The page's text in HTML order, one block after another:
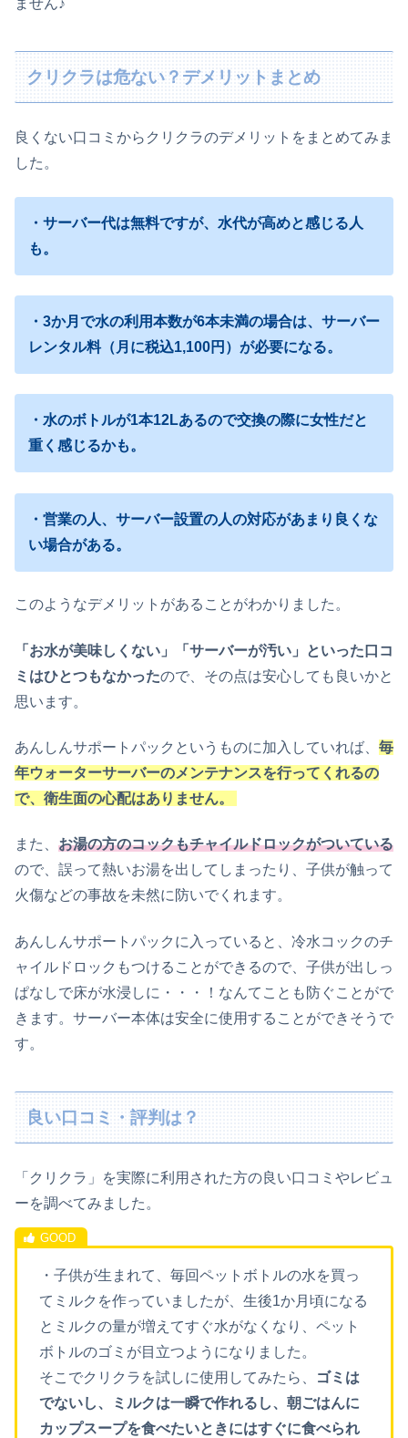
クリクラは危ない？デメリットまとめ
良くない口コミからクリクラのデメリットをまとめてみま
した。
・サーバー代は無料ですが、水代が高めと感じる人
も。
・3か月で水の利用本数が6本未満の場合は、サーバー
レンタル料（月に税込1,100円）が必要になる。
・水のボトルが1本12Lあるので交換の際に女性だと
重く感じるかも。
・営業の人、サーバー設置の人の対応があまり良くな
い場合がある。
このようなデメリットがあることがわかりました。
「お水が美味しくない」「サーバーが汚い」といった口コ
ミはひとつもなかったので、その点は安心しても良いかと
思います。
あんしんサポートパックというものに加入していれば、 毎
年ウォーターサーバーのメンテナンスを行ってくれるの
で、衛生面の心配はありません。
また、 お湯の方のコックもチャイルドロックがついている
ので、誤って熱いお湯を出してしまったり、子供が触って
火傷などの事故を未然に防いでくれます。
あんしんサポートパックに入っていると、冷水コックのチ
ャイルドロックもつけることができるので、子供が出しっ
ぱなしで床が水浸しに・・・！なんてことも防ぐことがで
きます。 サーバー本体は安全に使用することができそうで
す。
良い口コミ・評判は？
「 クリクラ 」を実際に利用 された方の良い口コミやレビュ
ーを調べてみました。
・子供が生まれて、毎回ペットボトルの水を買っ
てミルクを作っていましたが、生後1か月頃になる
とミルクの量が増えてすぐ水がなくなり、ペット
ボトルのゴミが目立つようになりました。
そこでクリクラを試しに使用してみたら、
ゴミは
でないし、ミルクは一瞬で作れるし、朝ごはんに
カップスープを食べたいときにはすぐに食べられ